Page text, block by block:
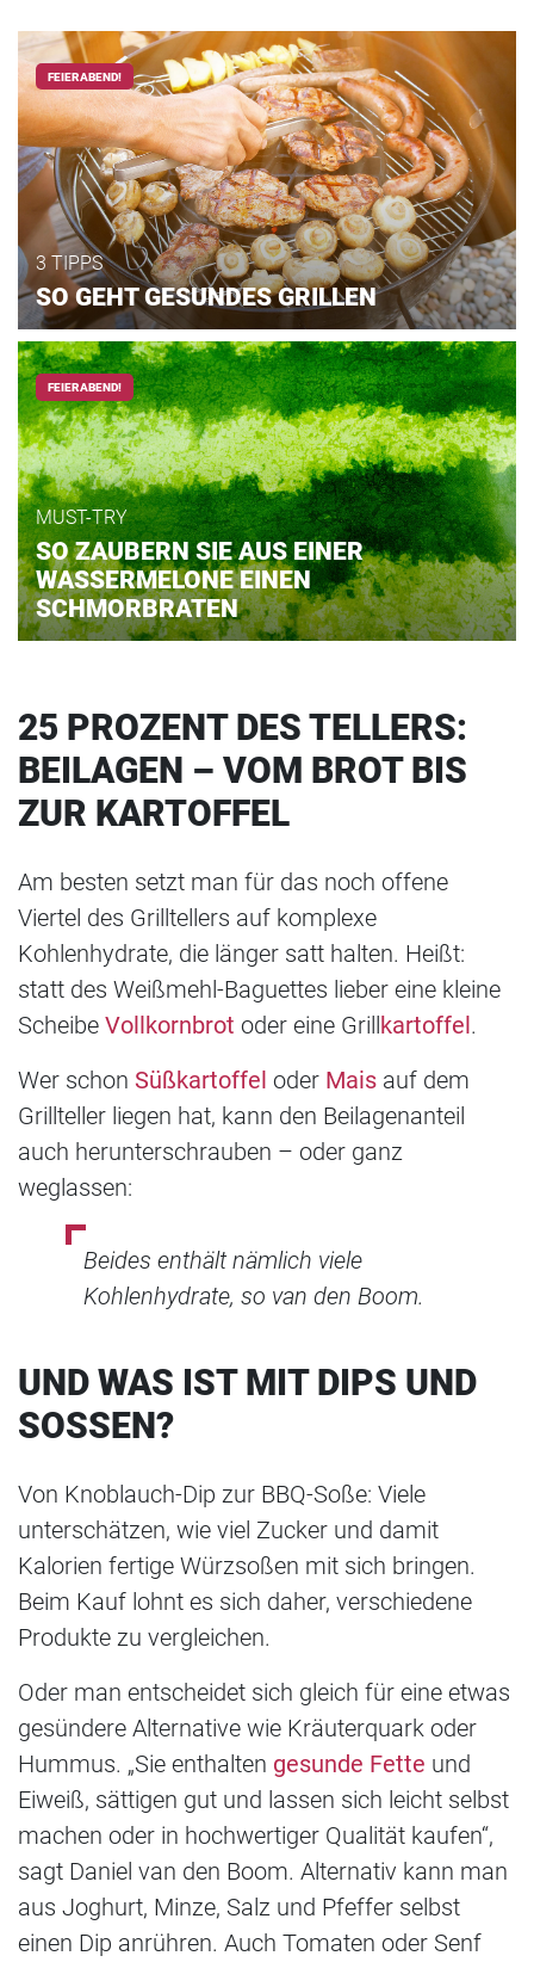
FEIERABEND!
3 TIPPS
SO GEHT GESUNDES GRILLEN
FEIERABEND!
MUST-TRY
SO ZAUBERN SIE AUS EINER
WASSERMELONE EINEN
SCHMORBRATEN
25 PROZENT DES TELLERS:
BEILAGEN – VOM BROT BIS
ZUR KARTOFFEL
Am besten setzt man für das noch offene
Viertel des Grilltellers auf komplexe
Kohlenhydrate, die länger satt halten. Heißt:
statt des Weißmehl-Baguettes lieber eine kleine
Scheibe Vollkornbrot oder eine Grillkartoffel.
Wer schon Süßkartoffel oder Mais auf dem
Grillteller liegen hat, kann den Beilagenanteil
auch herunterschrauben – oder ganz
weglassen:
Beides enthält nämlich viele
Kohlenhydrate, so van den Boom.
UND WAS IST MIT DIPS UND
SOSSEN?
Von Knoblauch-Dip zur BBQ-Soße: Viele
unterschätzen, wie viel Zucker und damit
Kalorien fertige Würzsoßen mit sich bringen.
Beim Kauf lohnt es sich daher, verschiedene
Produkte zu vergleichen.
Oder man entscheidet sich gleich für eine etwas
gesündere Alternative wie Kräuterquark oder
Hummus. „Sie enthalten gesunde Fette und
Eiweiß, sättigen gut und lassen sich leicht selbst
machen oder in hochwertiger Qualität kaufen“,
sagt Daniel van den Boom. Alternativ kann man
aus Joghurt, Minze, Salz und Pfeffer selbst
einen Dip anrühren. Auch Tomaten oder Senf